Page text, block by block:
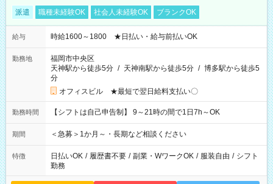
派遣 職種未経験OK 社会人未経験OK ブランクOK
給与 時給1600～1800 ★日払い・給与前払いOK
勤務地
福岡市中央区
天神駅から徒歩5分 / 天神南駅から徒歩5分 / 博多駅から徒歩5
分
オフィスビル ★最短で翌日給料支払い〇
勤務時間 【シフトは自己申告制】 9～21時の間で1日7h～OK
期間 ＜急募＞1か月～・長期など相談ください
特徴 日払いOK / 履歴書不要 / 副業・WワークOK / 服装自由 / シフト
勤務